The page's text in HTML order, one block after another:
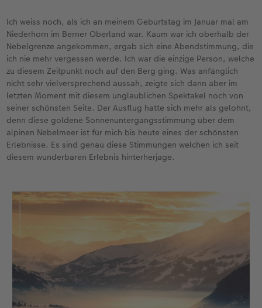
Ich weiss noch, als ich an meinem Geburtstag im Januar mal am
Niederhorn im Berner Oberland war. Kaum war ich oberhalb der
Nebelgrenze angekommen, ergab sich eine Abendstimmung, die
ich nie mehr vergessen werde. Ich war die einzige Person, welche
zu diesem Zeitpunkt noch auf den Berg ging. Was anfänglich
nicht sehr vielversprechend aussah, zeigte sich dann aber im
letzten Moment mit diesem unglaublichen Spektakel noch von
seiner schönsten Seite. Der Ausflug hatte sich mehr als gelohnt,
denn diese goldene Sonnenuntergangsstimmung über dem
alpinen Nebelmeer ist für mich bis heute eines der schönsten
Erlebnisse. Es sind genau diese Stimmungen welchen ich seit
diesem wunderbaren Erlebnis hinterherjage.